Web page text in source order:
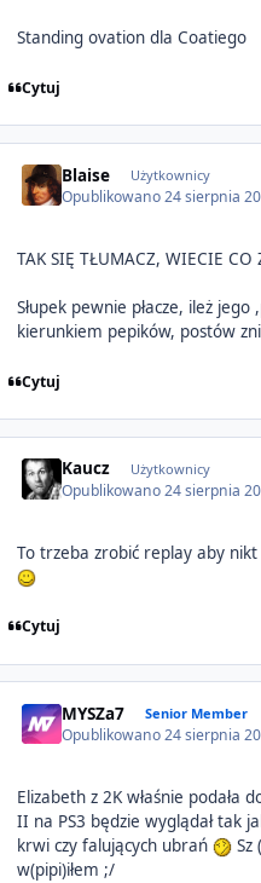
Standing ovation dla Coatiego
Cytuj
Blaise Użytkownicy
Opublikowano24 sierpnia
TAK SIĘ TŁUMACZ, WIECIE
Słupek pewnie płacze, ileż
kierunkiem pepików, postów
Cytuj
Kaucz Użytkownicy
Opublikowano24 sierpnia
To trzeba zrobić replay aby
Cytuj
MYSZa7 Senior Member
Opublikowano24 sierpnia
Elizabeth z 2K właśnie podała
II na PS3 będzie wyglądał tak
krwi czy falujących ubrań
Sz
w(pipi)iłem ;/